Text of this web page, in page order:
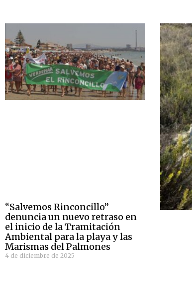
“Salvemos Rinconcillo”
denuncia un nuevo retraso en
el inicio de la Tramitación
Ambiental para la playa y las
Marismas del Palmones
4 de diciembre de 2025